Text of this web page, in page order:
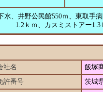
、井野公民館550ｍ、東取手
1.2ｋｍ、カスミストアー
社名
飯塚
許番号
茨城